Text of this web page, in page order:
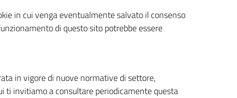
in cui venga eventualmente salvato il consenso
di questo sito potrebbe essere
in vigore di nuove normative di settore,
ti invitiamo a consultare periodicamente questa